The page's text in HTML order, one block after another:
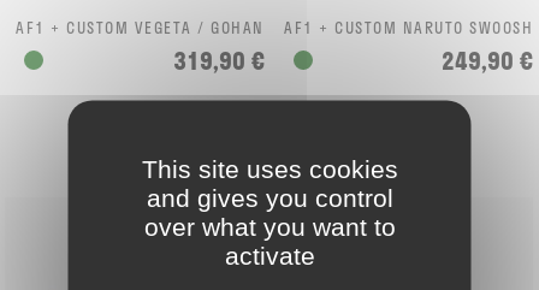
AF1 + CUSTOM VEGETA / GOHAN
319,90 €
AF1 + CUSTOM NARUTO SWOOSH
249,90 €
This site uses cookies
and gives you control
over what you want to
activate